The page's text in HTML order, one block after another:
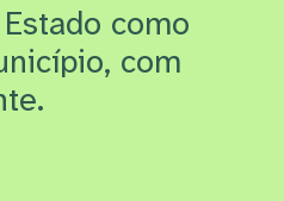
como
com